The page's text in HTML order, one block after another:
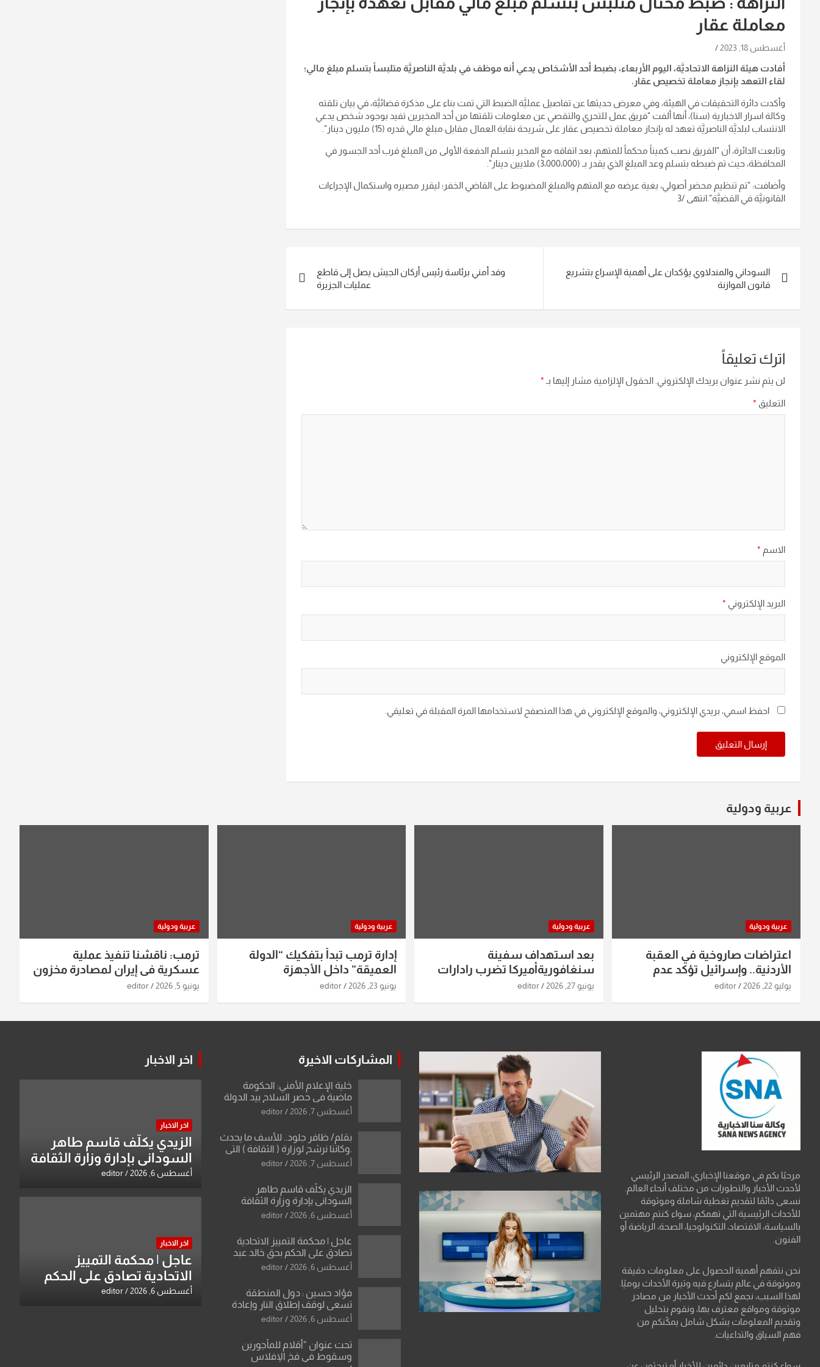
معاملة عقار
أغسطس 18, 2023
أفادت هيئة النزاهة الاتحاديَّة، اليوم الأربعاء، بضبط أحد الأشخاص يدعي أنه موظف في بلديَّة الناصريَّة متلبساً بتسلم مبلغ مالي؛
لقاء التعهد بإنجاز معاملة تخصيص عقار .
وأكدت دائرة التحقيقات في الهيئة، وفي معرض حديثها عن تفاصيل عمليَّة الضبط التي تمت بناء على مذكرة قضائيَّة، في بيان تلقته
وكالة اسرار الاخبارية (سنا)، أنها ألفت "فريق عمل للتحري والتقصي عن معلومات تلقتها من أحد المخبرين تفيد بوجود شخص يدعي
الانتساب لبلديَّة الناصريَّة تعهد له بإنجاز معاملة تخصيص عقار على شريحة نقابة العمال مقابل مبلغ مالي قدره (15) مليون دينار
".
وتابعت الدائرة، أن "الفريق نصب كميناً محكماً للمتهم، بعد اتفاقه مع المخبر بتسلم الدفعة الأولى من المبلغ قرب أحد الجسور في
المحافظة، حيث تم ضبطه بتسلم وعد المبلغ الذي يقدر بـ (3،000،000) ملايين دينار
".
وأضافت: "تم تنظيم محضر أصولي، بغية عرضه مع المتهم والمبلغ المضبوط على القاضي الخفر؛ ليقرر مصيره واستكمال الإجراءات
القانونيَّة في القضيَّة".انتهى /3
المقالات
السوداني والمندلاوي يؤكدان على أهمية الإسراع بتشريع
قانون الموازنة
وفد أمني برئاسة رئيس أركان الجيش يصل إلى قاطع
عمليات الجزيرة
اترك تعليقاً
لن يتم نشر عنوان بريدك الإلكتروني. الحقول الإلزامية مشار إليها بـ *
التعليق *
الاسم *
البريد الإلكتروني *
الموقع الإلكتروني
احفظ اسمي، بريدي الإلكتروني، والموقع الإلكتروني في هذا المتصفح لاستخدامها المرة المقبلة في تعليقي.
عربية ودولية
عربية ودولية
اعتراضات صاروخية في العقبة
الأردنية.. وإسرائيل تؤكد عدم
استهدافها
يوليو 22, 2026 editor
عربية ودولية
بعد استهداف سفينة
سنغافوريةأميركا تضرب رادارات
ومواقع صواريخ ومسيرات إيران..
يونيو 27, 2026 editor
عربية ودولية
إدارة ترمب تبدأ بتفكيك “الدولة
العميقة” داخل الأجهزة
الاستخباراتية
يونيو 23, 2026 editor
عربية ودولية
ترمب: ناقشنا تنفيذ عملية
عسكرية في إيران لمصادرة مخزون
اليورانيوم
يونيو 5, 2026 editor
مرحبًا بكم في موقعنا الإخباري، المصدر الرئيسي
لأحدث الأخبار والتطورات من مختلف أنحاء العالم.
نسعى دائمًا لتقديم تغطية شاملة وموثوقة
للأحداث الرئيسية التي تهمكم، سواء كنتم مهتمين
بالسياسة، الاقتصاد، التكنولوجيا، الصحة، الرياضة أو
الفنون.
نحن نتفهم أهمية الحصول على معلومات دقيقة
وموثوقة في عالم يتسارع فيه وتيرة الأحداث يوميًا.
لهذا السبب، نجمع لكم أحدث الأخبار من مصادر
موثوقة ومواقع معترف بها، ونقوم بتحليل
وتقديم المعلومات بشكل شامل يمكّنكم من
فهم السياق والتداعيات.
المشاركات الاخيرة
خلية الإعلام الأمني: الحكومة
ماضية في حصر السلاح بيد الدولة
دون رجعة
أغسطس 7, 2026 editor
بقلم/ ظافر جلود.. للأسف ما يحدث
.وكاننا نرشح لوزارة ( الثقافة ) التي
ماتت من زمان وزير يمثلها من
العراقية..
أغسطس 7, 2026 editor
الزيدي يكلّف قاسم طاهر
السوداني بإدارة وزارة الثقافة
أغسطس 6, 2026 editor
عاجل | محكمة التمييز الاتحادية
تصادق على الحكم بحق خالد عبد
الواحد كبيان
أغسطس 6, 2026 editor
فؤاد حسين : دول المنطقة
تسعى لوقف إطلاق النار وإعادة
فتح مضيق هرمز .. والعراق يطرح
أغسطس 6, 2026 editor
تحت عنوان “أقلام للمأجورين
وسقوط في فخ الإفلاس
اخر الاخبار
اخر الاخبار
الزيدي يكلّف قاسم طاهر
السوداني بإدارة وزارة الثقافة
أغسطس 6, 2026 editor
اخر الاخبار
عاجل | محكمة التمييز
الاتحادية تصادق على الحكم
بحق خالد عبد الواحد كبيان
أغسطس 6, 2026 editor